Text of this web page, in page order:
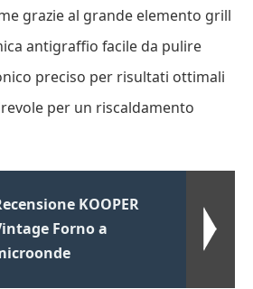
grazie al grande elemento grill
antigraffio facile da pulire
preciso per risultati ottimali
per un riscaldamento
KOOPER
Forno a